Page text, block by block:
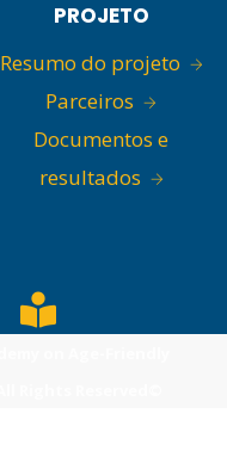
PROJETO
Resumo do projeto
Parceiros
Documentos e
resultados